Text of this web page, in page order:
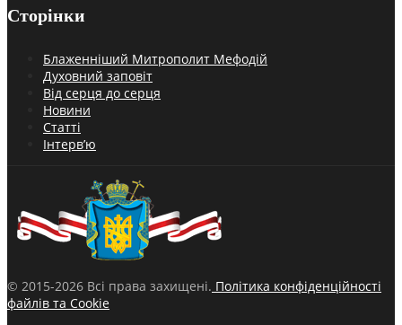
Сторінки
Блаженніший Митрополит Мефодій
Духовний заповіт
Від серця до серця
Новини
Статті
Інтерв’ю
© 2015-2026 Всі права захищені. Політика конфіденційності
файлів та Cookie